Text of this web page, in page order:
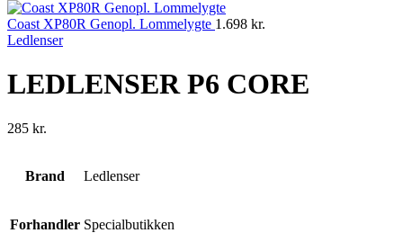
Coast XP80R Genopl. Lommelygte 1.698 kr.
Ledlenser
LEDLENSER P6 CORE
285 kr.
Brand Ledlenser
Forhandler Specialbutikken